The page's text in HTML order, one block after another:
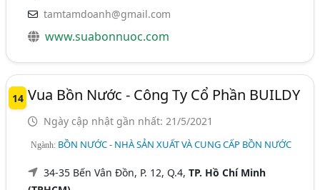
tamtamdoanh@gmail.com
www.suabonnuoc.com
14 Vua Bồn Nước - Công Ty Cổ Phần BUILDY
Ngày cập nhật gần nhất: 21/5/2021
Ngành: BỒN NƯỚC - NHÀ SẢN XUẤT VÀ CUNG CẤP BỒN NƯỚC
34-35 Bến Vân Đồn, P. 12, Q.4,TP. Hồ Chí Minh